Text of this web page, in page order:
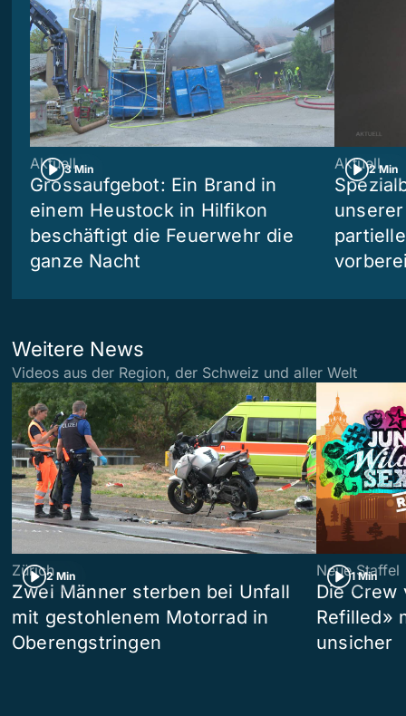
3 Min
Aktuell
Grossaufgebot: Ein Brand in
einem Heustock in Hilfikon
beschäftigt die Feuerwehr die
ganze Nacht
2 Min
Aktuell
Weitere News
Videos aus der Region, der Schweiz und aller Welt
2 Min
Zürich
Zwei Männer sterben bei Unfall
mit gestohlenem Motorrad in
Oberengstringen
1 Min
Neue Staffel
Die Crew
Refilled»
unsicher